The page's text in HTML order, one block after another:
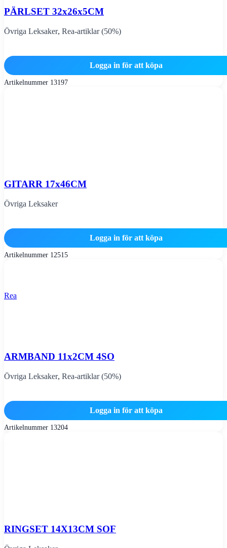
PÄRLSET 32x26x5CM
Övriga Leksaker, Rea-artiklar (50%)
Logga in för att köpa
Artikelnummer 13197
GITARR 17x46CM
Övriga Leksaker
Logga in för att köpa
Artikelnummer 12515
Rea
ARMBAND 11x2CM 4SO
Övriga Leksaker, Rea-artiklar (50%)
Logga in för att köpa
Artikelnummer 13204
RINGSET 14X13CM SOF